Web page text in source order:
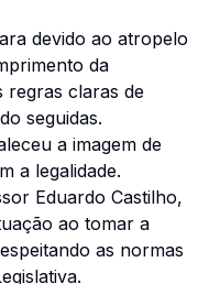
devido ao atropelo
da
regras claras de
seguidas.
a imagem de
a legalidade.
Eduardo Castilho,
ao tomar a
as normas